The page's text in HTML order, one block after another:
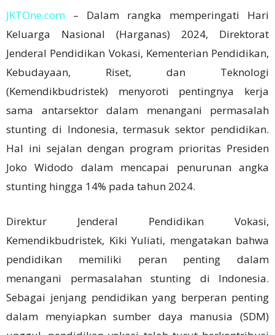
JKTOne.com – Dalam rangka memperingati Hari
Keluarga Nasional (Harganas) 2024, Direktorat
Jenderal Pendidikan Vokasi, Kementerian Pendidikan,
Kebudayaan, Riset, dan Teknologi
(Kemendikbudristek) menyoroti pentingnya kerja
sama antarsektor dalam menangani permasalah
stunting di Indonesia, termasuk sektor pendidikan.
Hal ini sejalan dengan program prioritas Presiden
Joko Widodo dalam mencapai penurunan angka
stunting hingga 14% pada tahun 2024.
Direktur Jenderal Pendidikan Vokasi,
Kemendikbudristek, Kiki Yuliati, mengatakan bahwa
pendidikan memiliki peran penting dalam
menangani permasalahan stunting di Indonesia.
Sebagai jenjang pendidikan yang berperan penting
dalam menyiapkan sumber daya manusia (SDM)